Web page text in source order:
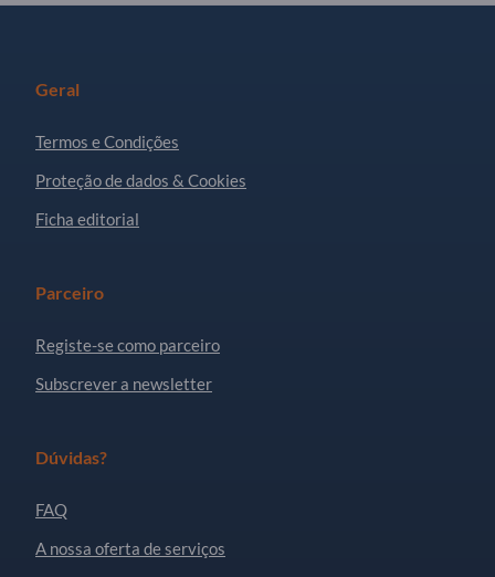
Geral
Termos e Condições
Proteção de dados & Cookies
Ficha editorial
Parceiro
Registe-se como parceiro
Subscrever a newsletter
Dúvidas?
FAQ
A nossa oferta de serviços